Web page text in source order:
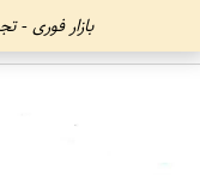
بازار فوری